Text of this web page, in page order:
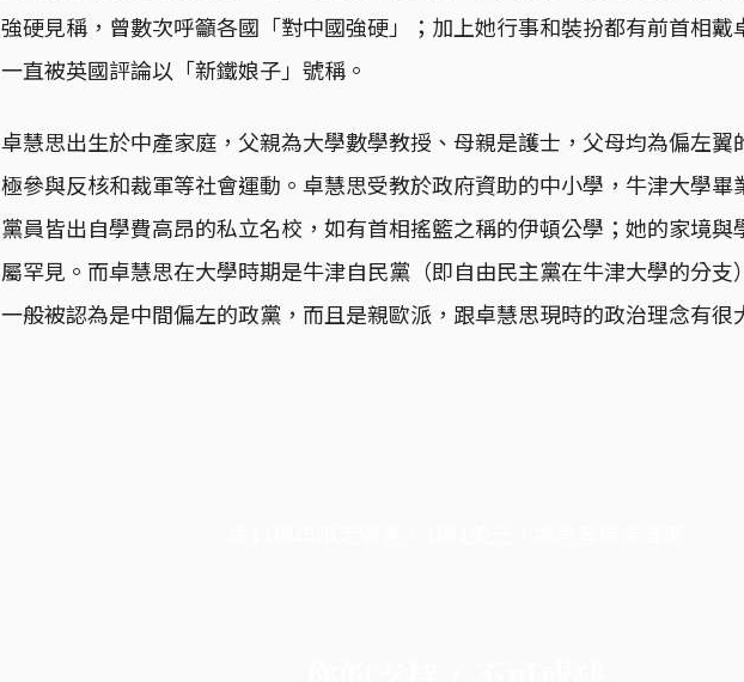
強硬見稱，曾數次呼籲各國「對中國強硬」；加上她行事和裝扮都有前首相戴
一直被英國評論以「新鐵娘子」號稱。
卓慧思出生於中產家庭，父親為大學數學教授、母親是護士，父母均為偏左翼
極參與反核和裁軍等社會運動。卓慧思受教於政府資助的中小學，牛津大學畢
黨員皆出自學費高昂的私立名校，如有首相搖籃之稱的伊頓公學；她的家境與
屬罕見。而卓慧思在大學時期是牛津自民黨（即自由民主黨在牛津大學的分支
一般被認為是中間偏左的政黨，而且是親歐派，跟卓慧思現時的政治理念有很